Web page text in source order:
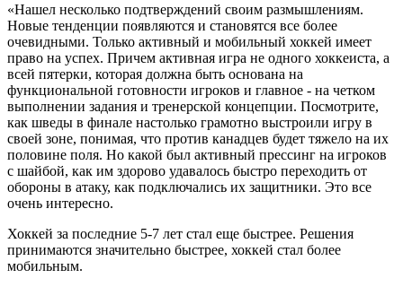
«Нашел несколько подтверждений своим размышлениям.
Новые тенденции появляются и становятся все более
очевидными. Только активный и мобильный хоккей имеет
право на успех. Причем активная игра не одного хоккеиста, а
всей пятерки, которая должна быть основана на
функциональной готовности игроков и главное - на четком
выполнении задания и тренерской концепции. Посмотрите,
как шведы в финале настолько грамотно выстроили игру в
своей зоне, понимая, что против канадцев будет тяжело на их
половине поля. Но какой был активный прессинг на игроков
с шайбой, как им здорово удавалось быстро переходить от
обороны в атаку, как подключались их защитники. Это все
очень интересно.
Хоккей за последние 5-7 лет стал еще быстрее. Решения
принимаются значительно быстрее, хоккей стал более
мобильным.